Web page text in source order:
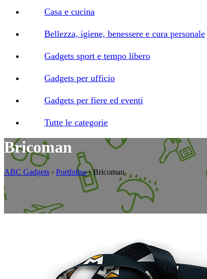
Casa e cucina
Bellezza, igiene, benessere e cura personale
Gadgets sport e tempo libero
Gadgets per ufficio
Gadgets per fiere ed eventi
Tutte le categorie
Bricoman
ABC Gadgets › Portfolios › Bricoman